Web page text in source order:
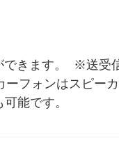
きます。  ※送受
フォンはスピー
能です。